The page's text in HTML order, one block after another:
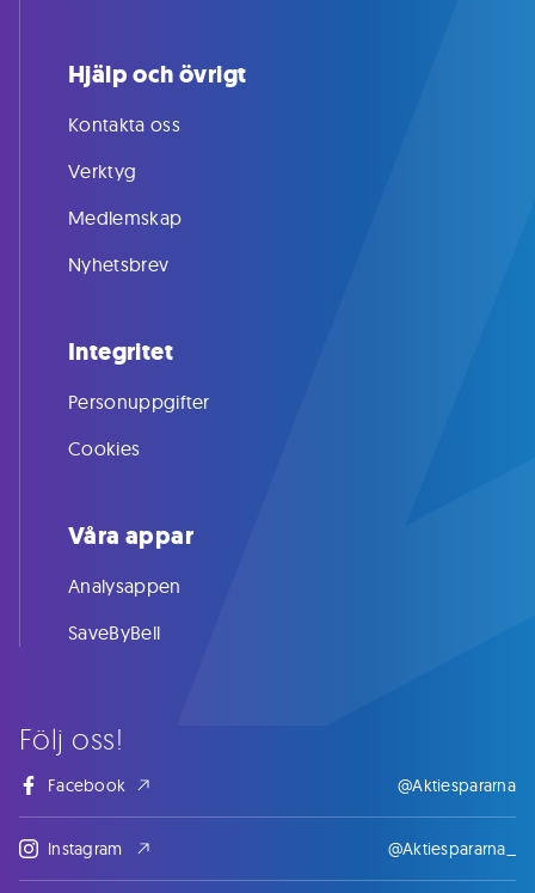
Följ oss!
Facebook @Aktiespararna
Instagram @Aktiespararna_
Hjälp och övrigt
Kontakta oss
Verktyg
Medlemskap
Nyhetsbrev
Integritet
Personuppgifter
Cookies
Våra appar
Analysappen
SaveByBell